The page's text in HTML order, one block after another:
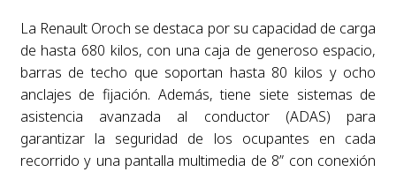
La Renault Oroch se destaca por su capacidad de carga
de hasta 680 kilos, con una caja de generoso espacio,
barras de techo que soportan hasta 80 kilos y ocho
anclajes de fijación. Además, tiene siete sistemas de
asistencia avanzada al conductor (ADAS) para
garantizar la seguridad de los ocupantes en cada
recorrido y una pantalla multimedia de 8” con conexión